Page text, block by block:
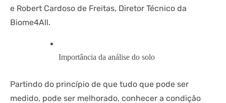
e Robert Cardoso de Freitas, Diretor Técnico da
Biome4All.
Importância da análise do solo
Partindo do princípio de que tudo que pode ser
medido, pode ser melhorado, conhecer a condição